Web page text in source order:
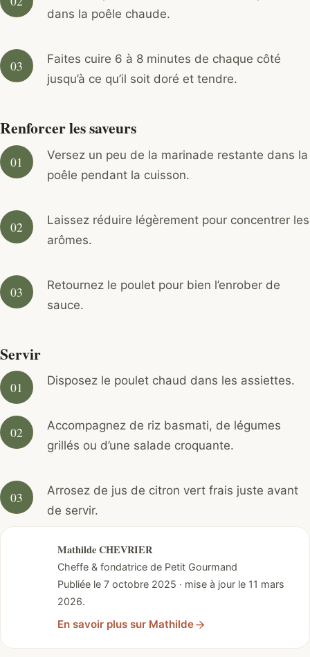
dans la poêle chaude.
Faites cuire 6 à 8 minutes de chaque côté
jusqu’à ce qu’il soit doré et tendre.
Renforcer les saveurs
Versez un peu de la marinade restante dans la
poêle pendant la cuisson.
Laissez réduire légèrement pour concentrer les
arômes.
Retournez le poulet pour bien l’enrober de
sauce.
Servir
Disposez le poulet chaud dans les assiettes.
Accompagnez de riz basmati, de légumes
grillés ou d’une salade croquante.
Arrosez de jus de citron vert frais juste avant
de servir.
Mathilde CHEVRIER
Cheffe & fondatrice de Petit Gourmand
Publiée le 7 octobre 2025 · mise à jour le 11 mars
2026.
En savoir plus sur Mathilde